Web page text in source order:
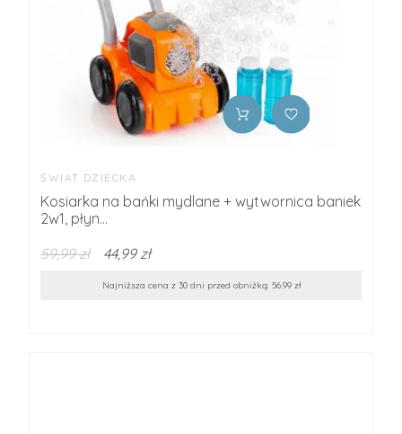
ŚWIAT DZIECKA
Kosiarka na bańki mydlane + wytwornica baniek
2w1, płyn...
59,99 zł
44,99 zł
Najniższa cena z 30 dni przed obniżką: 56.99 zł